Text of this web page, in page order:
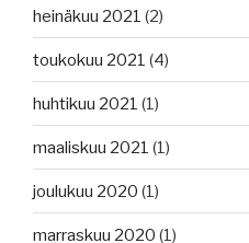
heinäkuu 2021 (2)
toukokuu 2021 (4)
huhtikuu 2021 (1)
maaliskuu 2021 (1)
joulukuu 2020 (1)
marraskuu 2020 (1)